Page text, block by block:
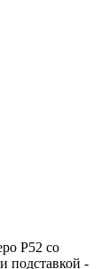
P52 со
подставкой -